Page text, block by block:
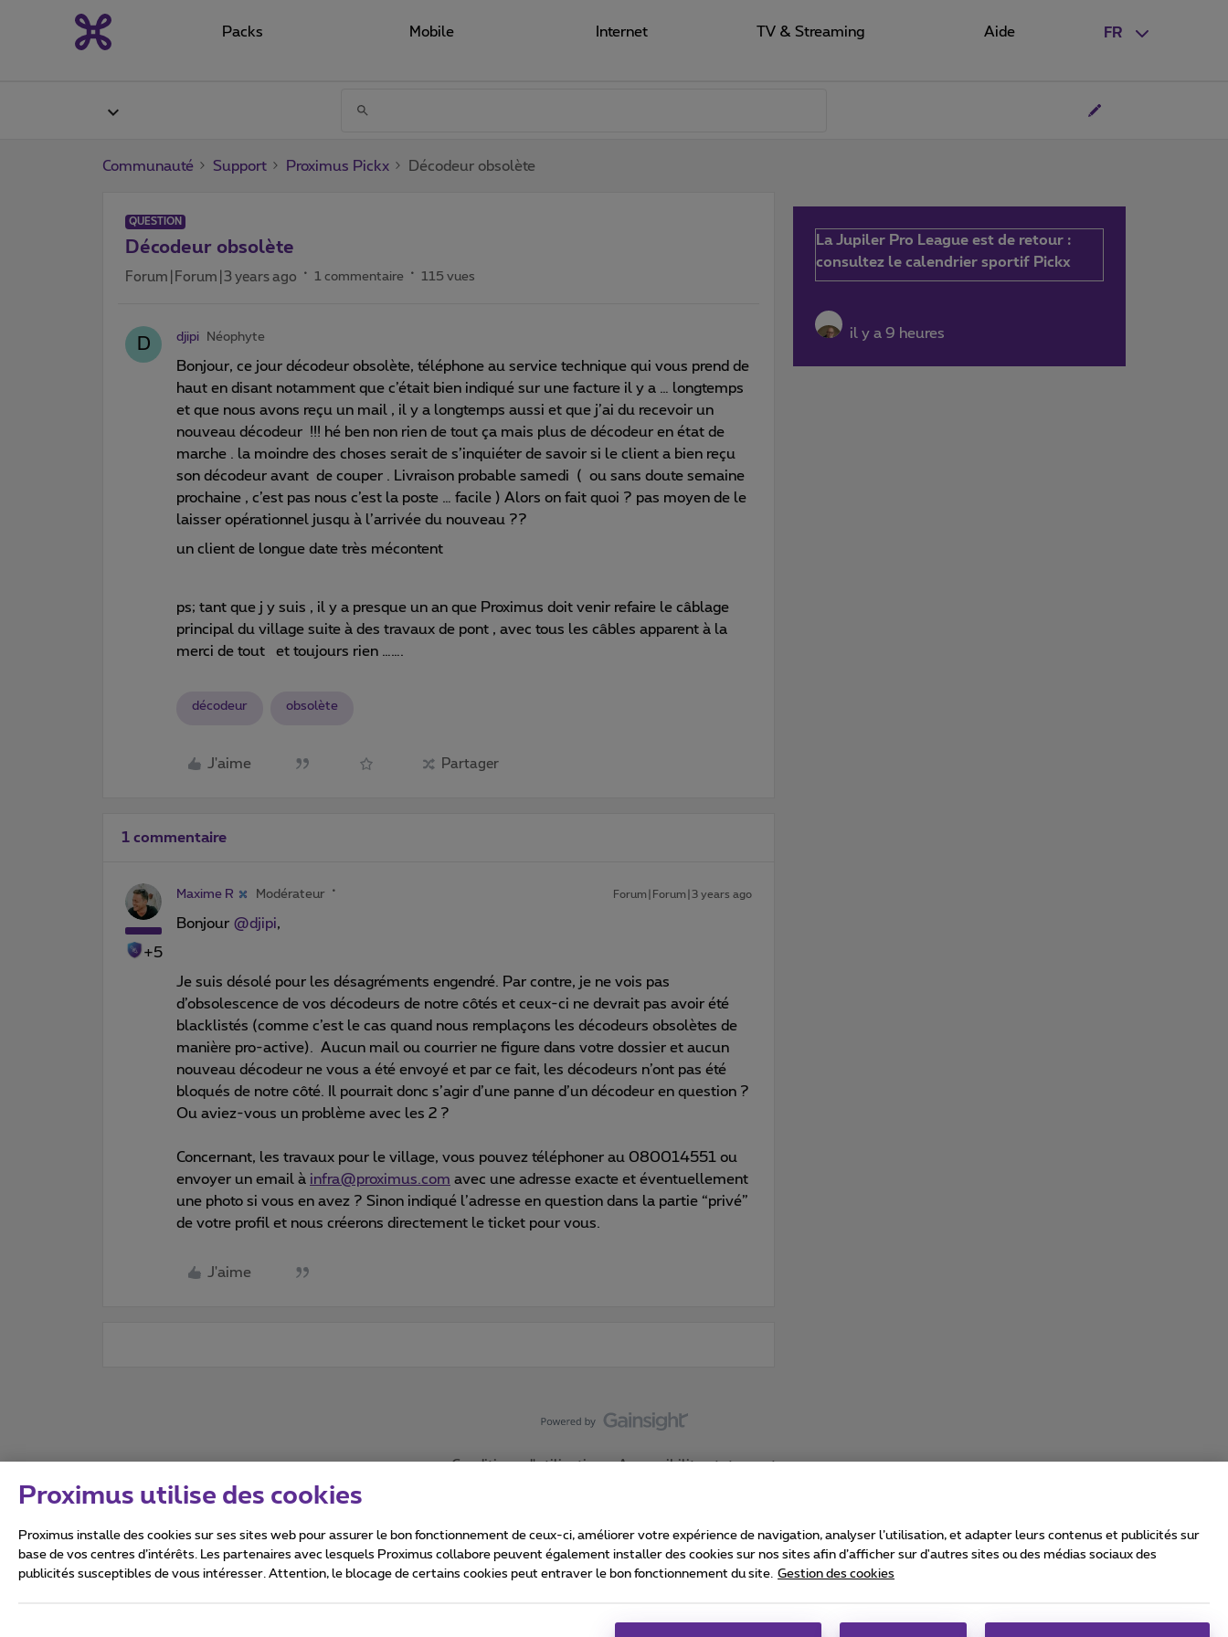
FR
Packs Mobile Internet TV & Streaming Aide
Communauté Support Proximus Pickx Décodeur obsolète
QUESTION
Décodeur obsolète
Forum|Forum|3 years ago 1 commentaire 115 vues
D djipi Néophyte
Bonjour, ce jour décodeur obsolète, téléphone au service technique qui vous prend de
haut en disant notamment que c’était bien indiqué sur une facture il y a … longtemps
et que nous avons reçu un mail , il y a longtemps aussi et que j’ai du recevoir un
nouveau décodeur !!! hé ben non rien de tout ça mais plus de décodeur en état de
marche . la moindre des choses serait de s’inquiéter de savoir si le client a bien reçu
son décodeur avant de couper . Livraison probable samedi ( ou sans doute semaine
prochaine , c’est pas nous c’est la poste … facile ) Alors on fait quoi ? pas moyen de le
laisser opérationnel jusqu à l’arrivée du nouveau ??
un client de longue date très mécontent
ps; tant que j y suis , il y a presque un an que Proximus doit venir refaire le câblage
principal du village suite à des travaux de pont , avec tous les câbles apparent à la
merci de tout et toujours rien …….
décodeur obsolète
J'aime Partager
1 commentaire
+5
Maxime R Modérateur Forum|Forum|3 years ago
Bonjour @djipi,
Je suis désolé pour les désagréments engendré. Par contre, je ne vois pas
d’obsolescence de vos décodeurs de notre côtés et ceux-ci ne devrait pas avoir été
blacklistés (comme c’est le cas quand nous remplaçons les décodeurs obsolètes de
manière pro-active). Aucun mail ou courrier ne figure dans votre dossier et aucun
nouveau décodeur ne vous a été envoyé et par ce fait, les décodeurs n’ont pas été
bloqués de notre côté. Il pourrait donc s’agir d’une panne d’un décodeur en question ?
Ou aviez-vous un problème avec les 2 ?
Concernant, les travaux pour le village, vous pouvez téléphoner au 080014551 ou
envoyer un email à infra@proximus.com avec une adresse exacte et éventuellement
une photo si vous en avez ? Sinon indiqué l’adresse en question dans la partie “privé”
de votre profil et nous créerons directement le ticket pour vous.
J'aime
La Jupiler Pro League est de retour :
consultez le calendrier sportif Pickx
il y a 9 heures
Conditions d'utilisation Accessibility statement
Tous droits réservés. ©2026Proximus
Carrier & Wholesale Solutions
Proximus utilise des cookies
Proximus installe des cookies sur ses sites web pour assurer le bon fonctionnement de ceux-ci, améliorer votre expérience de navigation, analyser l’utilisation, et adapter leurs contenus et publicités sur
base de vos centres d’intérêts. Les partenaires avec lesquels Proximus collabore peuvent également installer des cookies sur nos sites afin d’afficher sur d'autres sites ou des médias sociaux des
publicités susceptibles de vous intéresser. Attention, le blocage de certains cookies peut entraver le bon fonctionnement du site. Gestion des cookies